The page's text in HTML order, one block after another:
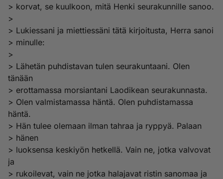
> korvat, se kuulkoon, mitä Henki seurakunnille sanoo.
>
> Lukiessani ja miettiessäni tätä kirjoitusta, Herra sanoi
> minulle:
>
> Lähetän puhdistavan tulen seurakuntaani. Olen
tänään
> erottamassa morsiantani Laodikean seurakunnasta.
> Olen valmistamassa häntä. Olen puhdistamassa
häntä.
> Hän tulee olemaan ilman tahraa ja ryppyä. Palaan
> hänen
> luoksensa keskiyön hetkellä. Vain ne, jotka valvovat
ja
> rukoilevat, vain ne jotka halajavat ristin sanomaa ja